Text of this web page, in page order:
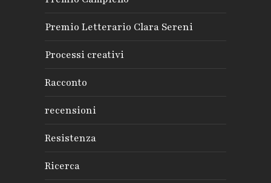
Premio Letterario Clara Sereni
Processi creativi
Racconto
recensioni
Resistenza
Ricerca